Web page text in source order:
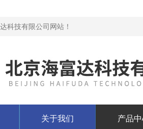
科技有限公司网站！
关于我们 产品